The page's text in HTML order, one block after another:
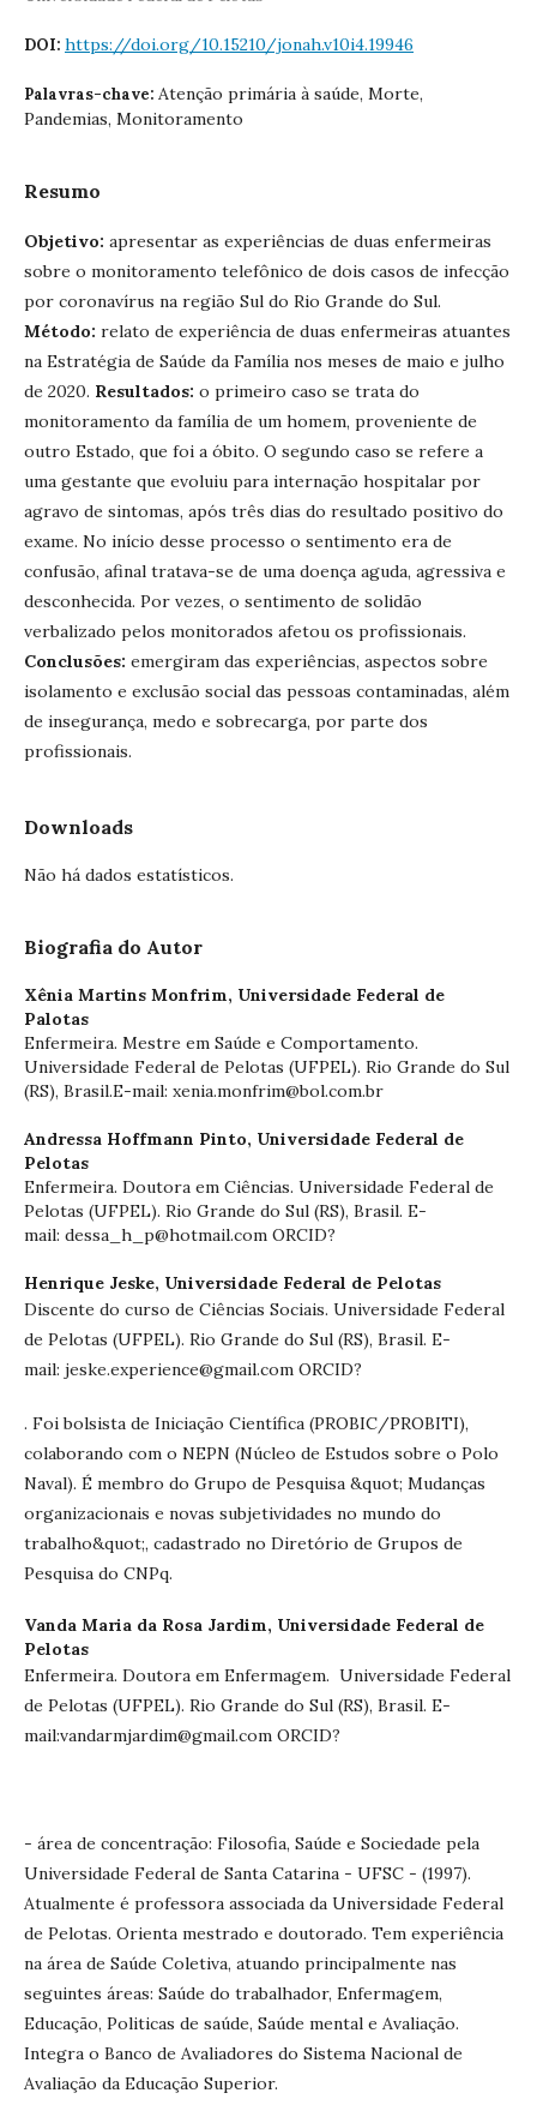
DOI: https://doi.org/10.15210/jonah.v10i4.19946
Palavras-chave: Atenção primária à saúde, Morte,
Pandemias, Monitoramento
Resumo
Objetivo: apresentar as experiências de duas enfermeiras
sobre o monitoramento telefônico de dois casos de infecção
por coronavírus na região Sul do Rio Grande do Sul.
Método: relato de experiência de duas enfermeiras atuantes
na Estratégia de Saúde da Família nos meses de maio e julho
de 2020. Resultados: o primeiro caso se trata do
monitoramento da família de um homem, proveniente de
outro Estado, que foi a óbito. O segundo caso se refere a
uma gestante que evoluiu para internação hospitalar por
agravo de sintomas, após três dias do resultado positivo do
exame. No início desse processo o sentimento era de
confusão, afinal tratava-se de uma doença aguda, agressiva e
desconhecida. Por vezes, o sentimento de solidão
verbalizado pelos monitorados afetou os profissionais.
Conclusões: emergiram das experiências, aspectos sobre
isolamento e exclusão social das pessoas contaminadas, além
de insegurança, medo e sobrecarga, por parte dos
profissionais.
Downloads
Não há dados estatísticos.
Biografia do Autor
Xênia Martins Monfrim, Universidade Federal de
Palotas
Enfermeira. Mestre em Saúde e Comportamento.
Universidade Federal de Pelotas (UFPEL). Rio Grande do Sul
(RS), Brasil.E-mail: xenia.monfrim@bol.com.br
Andressa Hoffmann Pinto, Universidade Federal de
Pelotas
Enfermeira. Doutora em Ciências. Universidade Federal de
Pelotas (UFPEL). Rio Grande do Sul (RS), Brasil. E-
mail: dessa_h_p@hotmail.com ORCID?
Henrique Jeske, Universidade Federal de Pelotas
Discente do curso de Ciências Sociais. Universidade Federal
de Pelotas (UFPEL). Rio Grande do Sul (RS), Brasil. E-
mail: jeske.experience@gmail.com ORCID?
. Foi bolsista de Iniciação Científica (PROBIC/PROBITI),
colaborando com o NEPN (Núcleo de Estudos sobre o Polo
Naval). É membro do Grupo de Pesquisa &quot; Mudanças
organizacionais e novas subjetividades no mundo do
trabalho&quot;, cadastrado no Diretório de Grupos de
Pesquisa do CNPq.
Vanda Maria da Rosa Jardim, Universidade Federal de
Pelotas
Enfermeira. Doutora em Enfermagem. Universidade Federal
de Pelotas (UFPEL). Rio Grande do Sul (RS), Brasil. E-
mail:vandarmjardim@gmail.com ORCID?
- área de concentração: Filosofia, Saúde e Sociedade pela
Universidade Federal de Santa Catarina - UFSC - (1997).
Atualmente é professora associada da Universidade Federal
de Pelotas. Orienta mestrado e doutorado. Tem experiência
na área de Saúde Coletiva, atuando principalmente nas
seguintes áreas: Saúde do trabalhador, Enfermagem,
Educação, Politicas de saúde, Saúde mental e Avaliação.
Integra o Banco de Avaliadores do Sistema Nacional de
Avaliação da Educação Superior.